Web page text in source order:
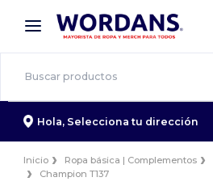
× App de Wordans
¡Mejores precios en app!
Hola, Selecciona tu dirección
Inicio Ropa básica | Complementos
Champion T137